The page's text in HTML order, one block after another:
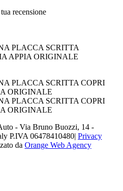
recensione
- Via Bruno Buozzi, 14 -
P.IVA 06478410480| Privacy
da Orange Web Agency